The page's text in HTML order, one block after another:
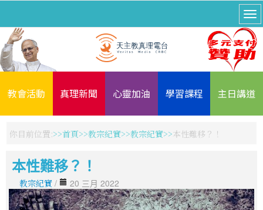
教會活動 真理新聞 心靈加油 學習課程 主日講道
你目前位置: 首頁 教宗紀實 教宗紀實 本性難移？！
本性難移？！
教宗紀實 / 20 三月 2022